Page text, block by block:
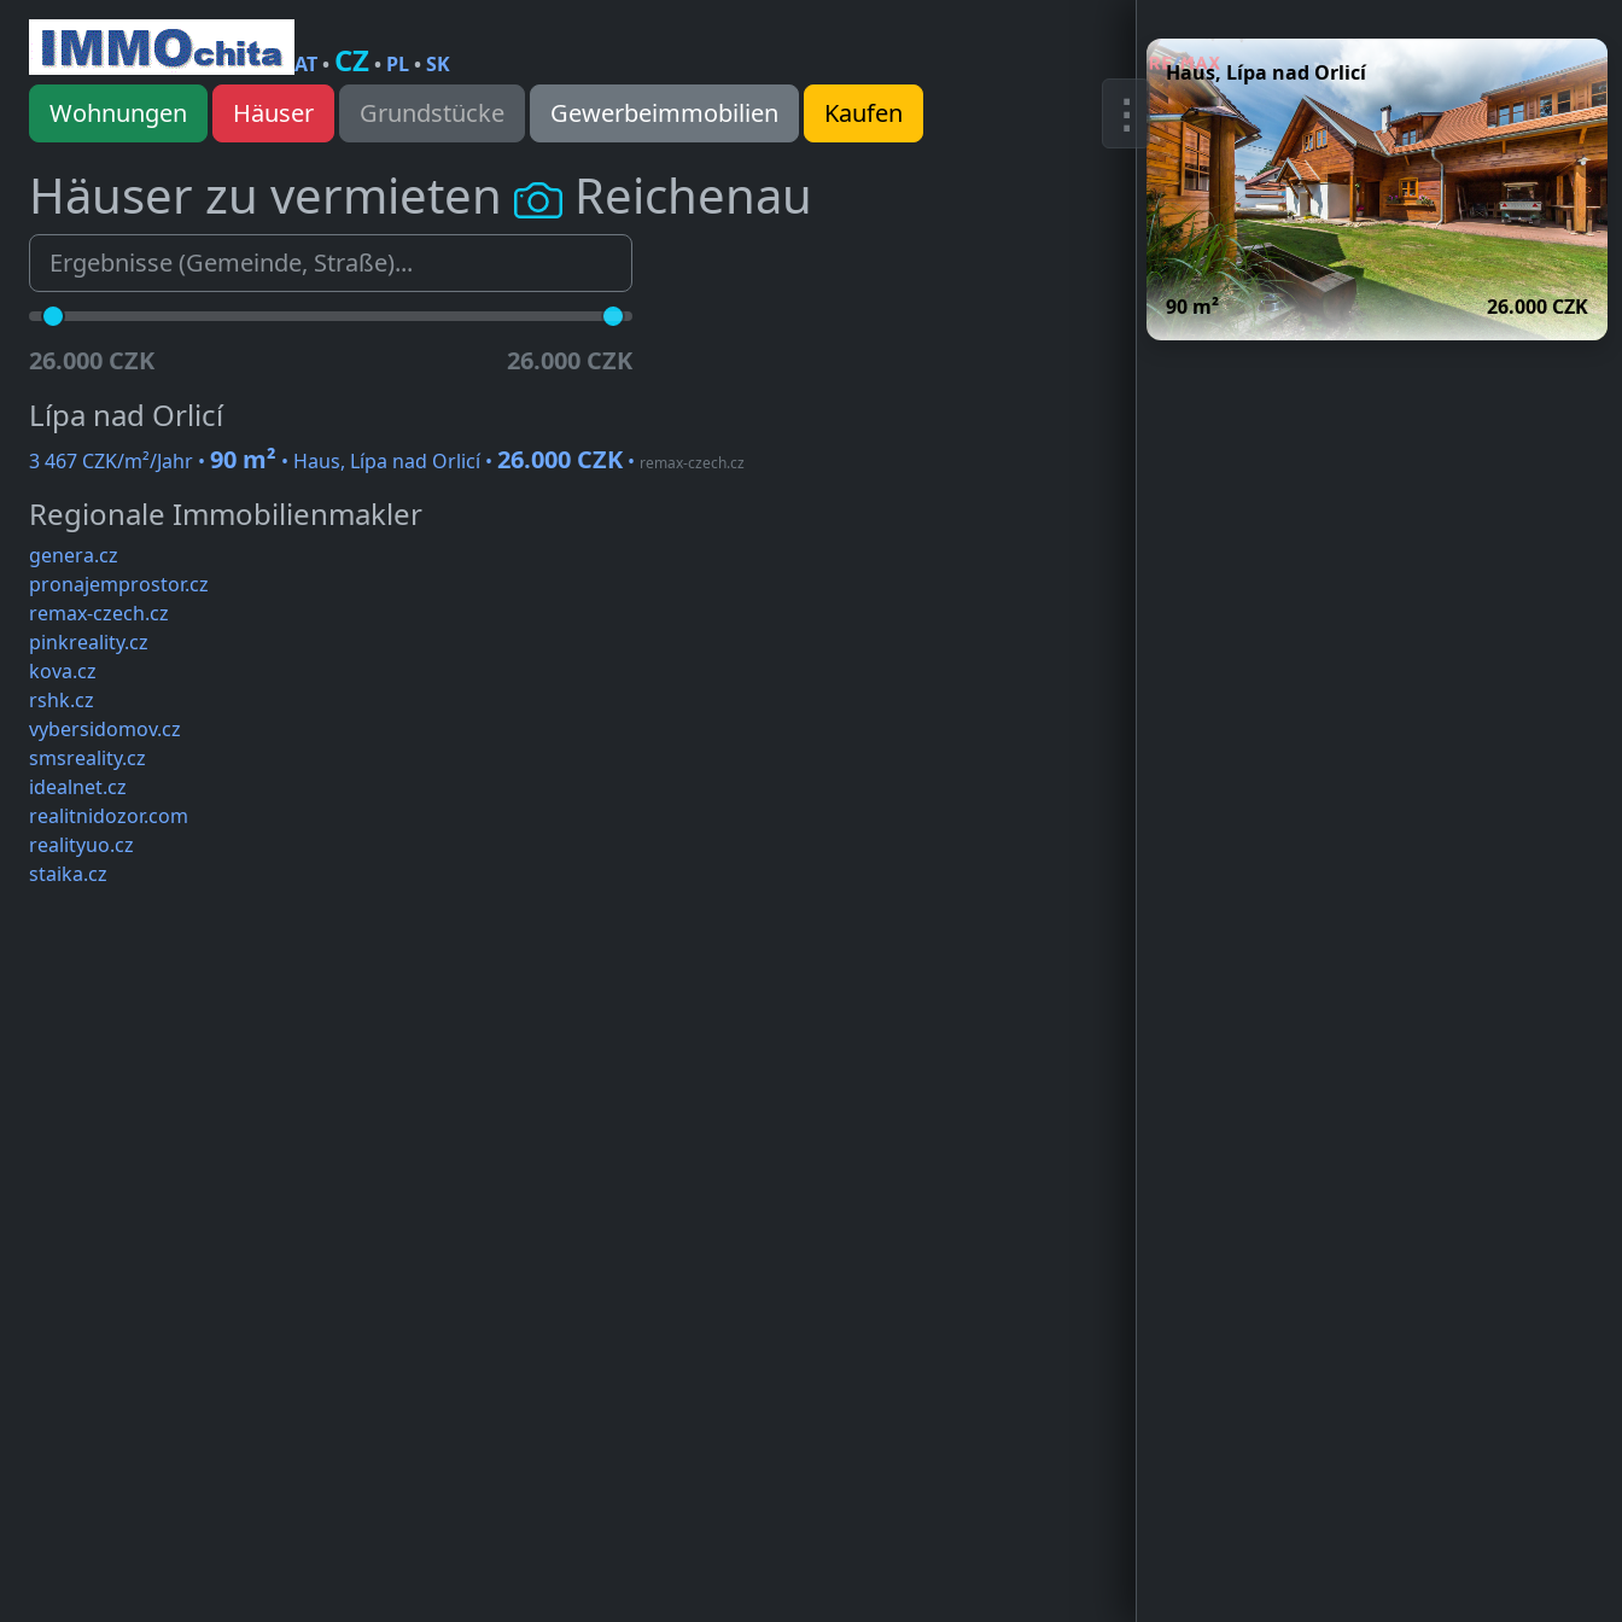
AT• CZ• PL•SK
Wohnungen Häuser Grundstücke Gewerbeimmobilien Kaufen
Häuser zu vermieten Reichenau
26.000 CZK 26.000 CZK
Lípa nad Orlicí
3 467 CZK/m²/Jahr • 90 m² • Haus, Lípa nad Orlicí • 26.000 CZK • remax-czech.cz
Regionale Immobilienmakler
genera.cz
pronajemprostor.cz
remax-czech.cz
pinkreality.cz
kova.cz
rshk.cz
vybersidomov.cz
smsreality.cz
idealnet.cz
realitnidozor.com
realityuo.cz
staika.cz